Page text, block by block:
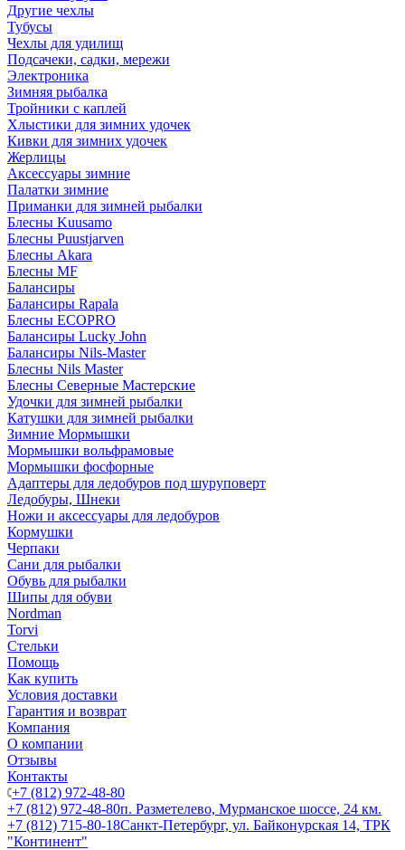
Другие чехлы
Тубусы
Чехлы для удилищ
Подсачеки, садки, мережи
Электроника
Зимняя рыбалка
Тройники с каплей
Хлыстики для зимних удочек
Кивки для зимних удочек
Жерлицы
Аксессуары зимние
Палатки зимние
Приманки для зимней рыбалки
Блесны Kuusamo
Блесны Puustjarven
Блесны Akara
Блесны MF
Балансиры
Балансиры Rapala
Блесны ECOPRO
Балансиры Lucky John
Балансиры Nils-Master
Блесны Nils Master
Блесны Северные Мастерские
Удочки для зимней рыбалки
Катушки для зимней рыбалки
Зимние Мормышки
Мормышки вольфрамовые
Мормышки фосфорные
Адаптеры для ледобуров под шуруповерт
Ледобуры, Шнеки
Ножи и аксессуары для ледобуров
Кормушки
Черпаки
Сани для рыбалки
Обувь для рыбалки
Шипы для обуви
Nordman
Torvi
Стельки
Помощь
Как купить
Условия доставки
Гарантия и возврат
Компания
О компании
Отзывы
Контакты
+7 (812) 972-48-80
+7 (812) 972-48-80п. Разметелево, Мурманское шоссе, 24 км.
+7 (812) 715-80-18Санкт-Петербург, ул. Байконурская 14, ТРК
"Континент"